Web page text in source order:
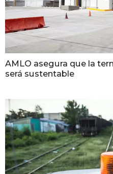
AMLO asegura que la
será sustentable